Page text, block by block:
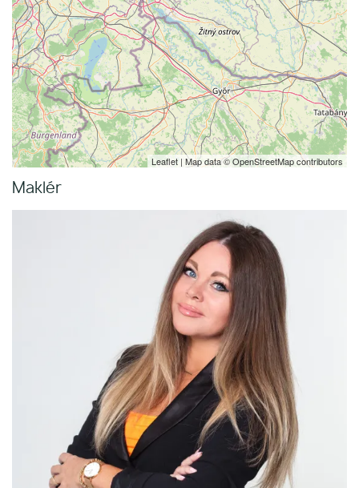
Leaflet | Map data ©OpenStreetMapcontributors
Maklér